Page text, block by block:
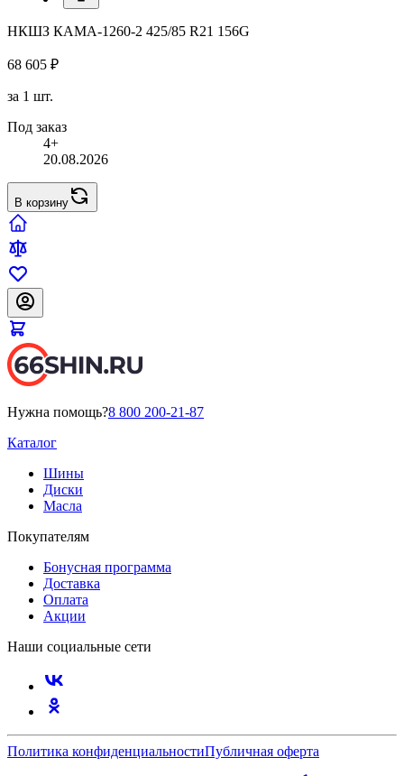
НКШЗ КАМА-1260-2 425/85 R21 156G
68 605 ₽
за 1 шт.
Под заказ
4+
20.08.2026
В корзину
Нужна помощь?8 800 200-21-87
Каталог
Шины
Диски
Масла
Покупателям
Бонусная программа
Доставка
Оплата
Акции
Наши социальные сети
Политика конфиденциальностиПубличная оферта